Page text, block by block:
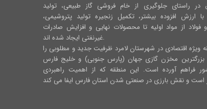
در راستای جلوگیری از خام فروشی گاز طبیعی، تولید
ارزش افزوده بیشتر، تکمیل زنجیره تولید پتروشیمی،
و فولاد از مواد اولیه تا محصولات نهایی و افزایش صادرات
غیرنفتی ایجاد شده اند.
ویژه اقتصادی در شهرستان لامرد ظرفیت جدید و مطلوبی را
بزرگترین مخزن گازی جهان (پارس جنوبی) و خلیج فارس
فراهم آورده است. این منطقه که از اهمیت راهبردی